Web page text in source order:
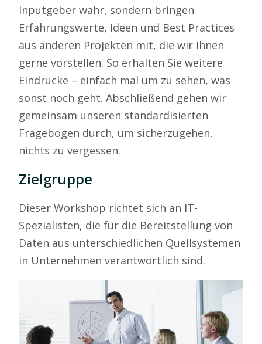
Inputgeber wahr, sondern bringen
Erfahrungswerte, Ideen und Best Practices
aus anderen Projekten mit, die wir Ihnen
gerne vorstellen. So erhalten Sie weitere
Eindrücke – einfach mal um zu sehen, was
sonst noch geht. Abschließend gehen wir
gemeinsam unseren standardisierten
Fragebogen durch, um sicherzugehen,
nichts zu vergessen.
Zielgruppe
Dieser Workshop richtet sich an IT-
Spezialisten, die für die Bereitstellung von
Daten aus unterschiedlichen Quellsystemen
in Unternehmen verantwortlich sind.